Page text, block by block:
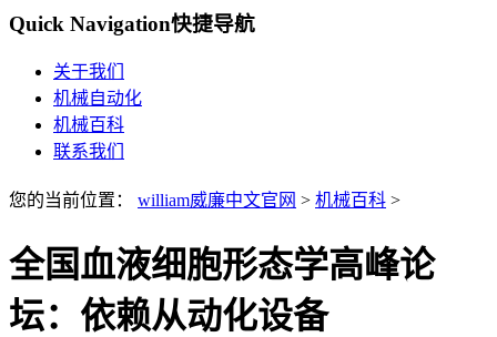
Quick Navigation快捷导航
关于我们
机械自动化
机械百科
联系我们
您的当前位置： william威廉中文官网 > 机械百科 >
全国血液细胞形态学高峰论
坛：依赖从动化设备